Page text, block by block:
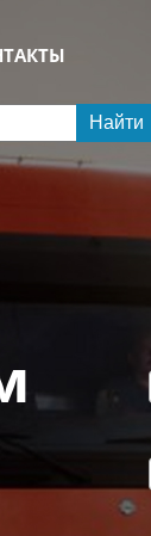
Найти